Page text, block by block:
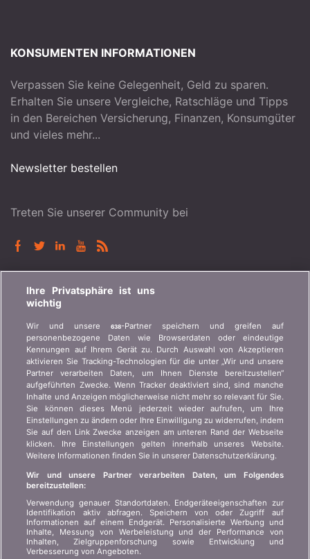
KONSUMENTEN INFORMATIONEN
Verpassen Sie keine Gelegenheit, Geld zu sparen.
Erhalten Sie unsere Vergleiche, Ratschläge und Tipps
in den Bereichen Versicherung, Finanzen, Konsumgüter
und vieles mehr...
Newsletter bestellen
Treten Sie unserer Community bei
BONUS.CH
Wer ist bonus.ch? Wie funktionieren die Vergleiche?
Presseanfragen, Partnerschaften, Werbung...
Wer sind wir?
Kontakt
Werbung
Beitritt / Partnerschaft
Presse
Kundeninformation Art.
45 VAG
Datenschutz der
Privatsphäre
Rechtliche Informationen
SPRACHE
FR IT
Ihre Privatsphäre ist uns
wichtig
Wir und unsere638-Partner speichern und greifen auf
personenbezogene Daten wie Browserdaten oder eindeutige
Kennungen auf Ihrem Gerät zu. Durch Auswahl von Akzeptieren
aktivieren Sie Tracking-Technologien für die unter „Wir und unsere
Partner verarbeiten Daten, um Ihnen Dienste bereitzustellen“
aufgeführten Zwecke. Wenn Tracker deaktiviert sind, sind manche
Inhalte und Anzeigen möglicherweise nicht mehr so relevant für Sie.
Sie können dieses Menü jederzeit wieder aufrufen, um Ihre
Einstellungen zu ändern oder Ihre Einwilligung zu widerrufen, indem
Sie auf den Link Zwecke anzeigen am unteren Rand der Webseite
klicken. Ihre Einstellungen gelten innerhalb unseres Website.
Weitere Informationen finden Sie in unserer Datenschutzerklärung.
Wir und unsere Partner verarbeiten Daten, um Folgendes
bereitzustellen:
Verwendung genauer Standortdaten. Endgeräteeigenschaften zur
Identifikation aktiv abfragen. Speichern von oder Zugriff auf
Informationen auf einem Endgerät. Personalisierte Werbung und
Inhalte, Messung von Werbeleistung und der Performance von
Inhalten, Zielgruppenforschung sowie Entwicklung und
Verbesserung von Angeboten.